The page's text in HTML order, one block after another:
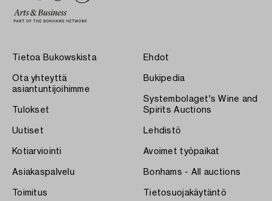
Tietoa Bukowskista
Ota yhteyttä
asiantuntijoihimme
Tulokset
Uutiset
Kotiarviointi
Asiakaspalvelu
Toimitus
Ehdot
Bukipedia
Systembolaget's Wine and
Spirits Auctions
Lehdistö
Avoimet työpaikat
Bonhams - All auctions
Tietosuojakäytäntö